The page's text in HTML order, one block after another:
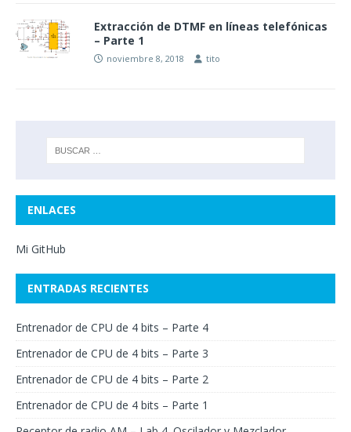
Extracción de DTMF en líneas telefónicas
– Parte 1
noviembre 8, 2018 tito
ENLACES
Mi GitHub
ENTRADAS RECIENTES
Entrenador de CPU de 4 bits – Parte 4
Entrenador de CPU de 4 bits – Parte 3
Entrenador de CPU de 4 bits – Parte 2
Entrenador de CPU de 4 bits – Parte 1